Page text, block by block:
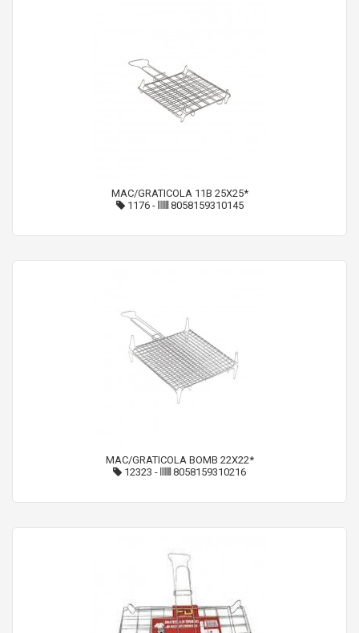
MAC/GRATICOLA 11B 25X25*
1176- 8058159310145
MAC/GRATICOLA BOMB 22X22*
12323 - 8058159310216